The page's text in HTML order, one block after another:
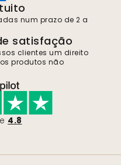
num prazo de 2 a
satisfação
clientes um direito
produtos não
4.8